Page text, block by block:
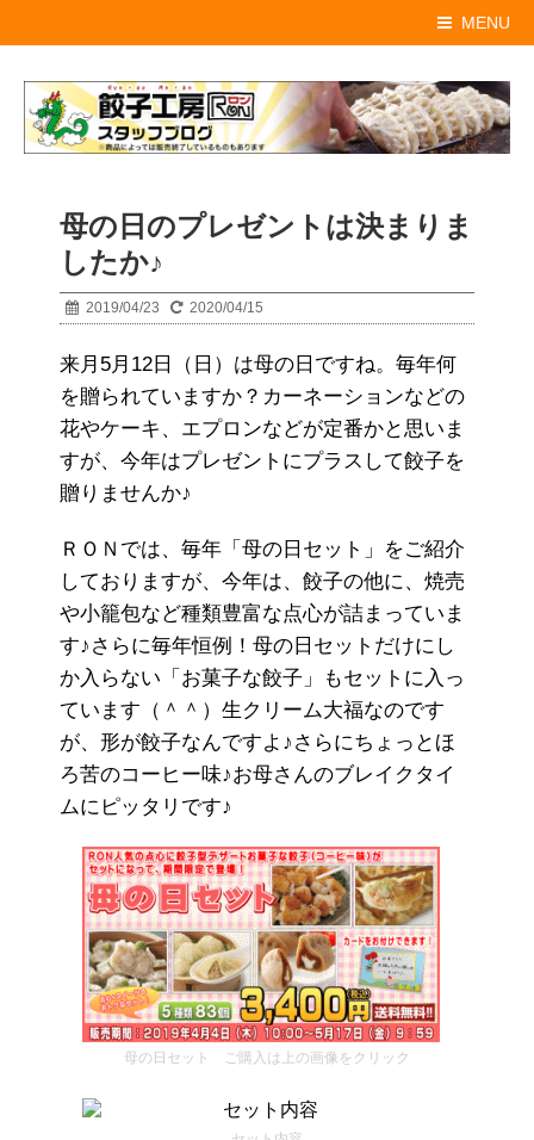
MENU
母の日のプレゼントは決まりま
したか♪
2019/04/23 2020/04/15
来月5月12日（日）は母の日ですね。毎年何
を贈られていますか？カーネーションなどの
花やケーキ、エプロンなどが定番かと思いま
すが、今年はプレゼントにプラスして餃子を
贈りませんか♪
ＲＯＮでは、毎年「母の日セット」をご紹介
しておりますが、今年は、餃子の他に、焼売
や小籠包など種類豊富な点心が詰まっていま
す♪さらに毎年恒例！母の日セットだけにし
か入らない「お菓子な餃子」もセットに入っ
ています（＾＾）生クリーム大福なのです
が、形が餃子なんですよ♪さらにちょっとほ
ろ苦のコーヒー味♪お母さんのブレイクタイ
ムにピッタリです♪
母の日セット ご購入は上の画像をクリック